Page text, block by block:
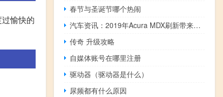
愉快的
春节与圣诞节哪个热闹
汽车资讯：2019年Acura MDX刷新带来了一些尖锐的增强功能
传奇 升级攻略
自媒体账号在哪里注册
驱动器（驱动器是什么）
尿频都有什么原因